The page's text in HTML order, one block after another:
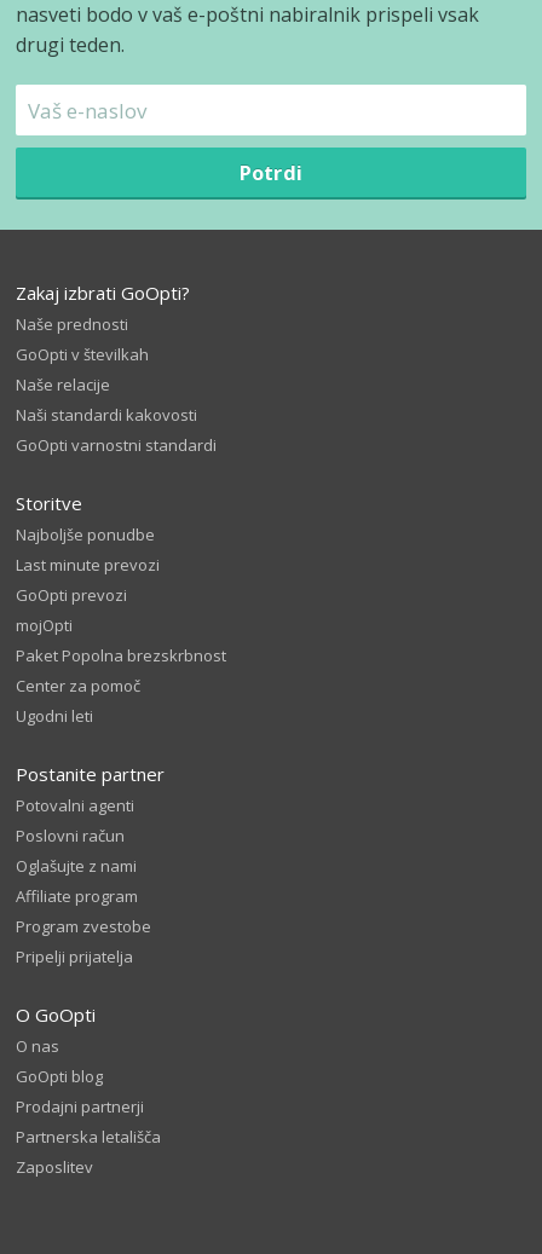
nasveti bodo v vaš e-poštni nabiralnik prispeli vsak
drugi teden.
Potrdi
Zakaj izbrati GoOpti?
Naše prednosti
GoOpti v številkah
Naše relacije
Naši standardi kakovosti
GoOpti varnostni standardi
Storitve
Najboljše ponudbe
Last minute prevozi
GoOpti prevozi
mojOpti
Paket Popolna brezskrbnost
Center za pomoč
Ugodni leti
Postanite partner
Potovalni agenti
Poslovni račun
Oglašujte z nami
Affiliate program
Program zvestobe
Pripelji prijatelja
O GoOpti
O nas
GoOpti blog
Prodajni partnerji
Partnerska letališča
Zaposlitev